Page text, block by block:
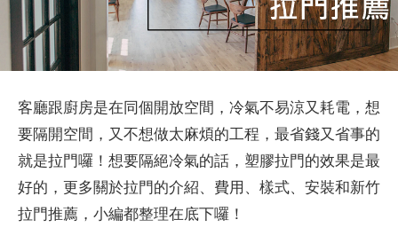
客廳跟廚房是在同個開放空間，冷氣不易涼又耗電，想
要隔開空間，又不想做太麻煩的工程，最省錢又省事的
就是拉門囉！想要隔絕冷氣的話，塑膠拉門的效果是最
好的，更多關於拉門的介紹、費用、樣式、安裝和新竹
拉門推薦，小編都整理在底下囉！